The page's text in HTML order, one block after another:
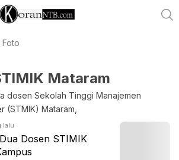
Foto
Mataram
dosen Sekolah Tinggi Manajemen
(STMIK) Mataram,
lalu
Dosen STIMIK